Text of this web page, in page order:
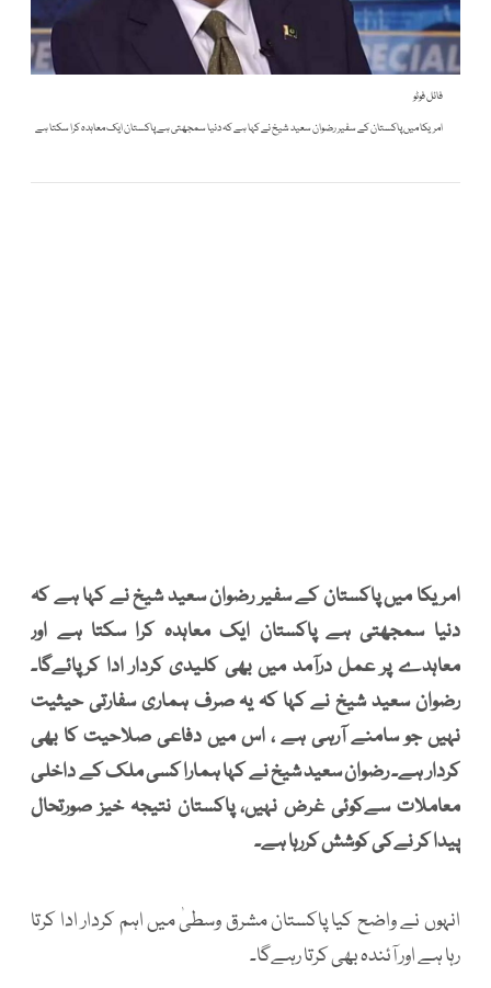
فائل فوٹو
امریکا میں پاکستان کے سفیر رضوان سعید شیخ نے کہا ہے کہ دنیا سمجھتی ہے پاکستان ایک معاہدہ کرا سکتا ہے
امریکا میں پاکستان کے سفیر رضوان سعید شیخ نے کہا ہے کہ
دنیا سمجھتی ہے پاکستان ایک معاہدہ کرا سکتا ہے اور
معاہدے پر عمل درآمد میں بھی کلیدی کردار ادا کرپائےگا۔
رضوان سعید شیخ نے کہا کہ یہ صرف ہماری سفارتی حیثیت
نہیں جو سامنے آرہی ہے ، اس میں دفاعی صلاحیت کا بھی
کردار ہے۔ رضوان سعید شیخ نے کہا ہمارا کسی ملک کے داخلی
معاملات سےکوئی غرض نہیں، پاکستان نتیجہ خیز صورتحال
پیدا کر نےکی کوشش کررہا ہے۔
انہوں نے واضح کیا پاکستان مشرق وسطیٰ میں اہم کردار ادا کرتا
رہا ہے اور آئندہ بھی کرتا رہےگا۔